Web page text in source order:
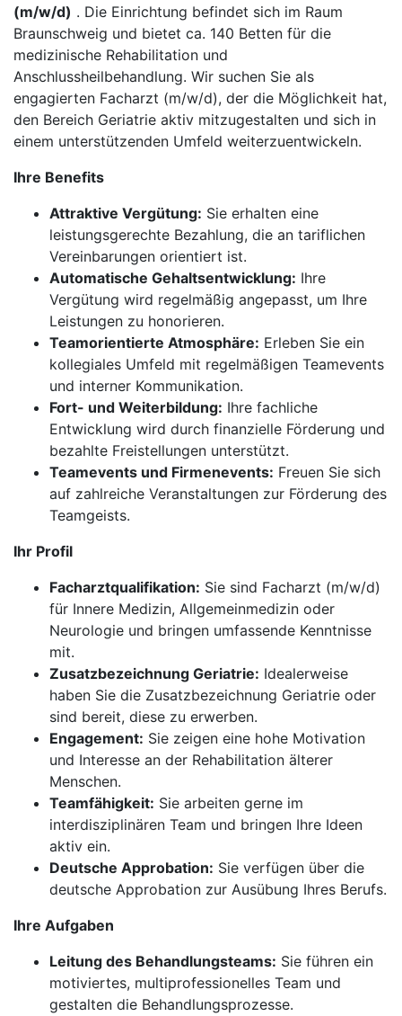
(m/w/d) . Die Einrichtung befindet sich im Raum
Braunschweig und bietet ca. 140 Betten für die
medizinische Rehabilitation und
Anschlussheilbehandlung. Wir suchen Sie als
engagierten Facharzt (m/w/d), der die Möglichkeit hat,
den Bereich Geriatrie aktiv mitzugestalten und sich in
einem unterstützenden Umfeld weiterzuentwickeln.
Ihre Benefits
Attraktive Vergütung: Sie erhalten eine
leistungsgerechte Bezahlung, die an tariflichen
Vereinbarungen orientiert ist.
Automatische Gehaltsentwicklung: Ihre
Vergütung wird regelmäßig angepasst, um Ihre
Leistungen zu honorieren.
Teamorientierte Atmosphäre: Erleben Sie ein
kollegiales Umfeld mit regelmäßigen Teamevents
und interner Kommunikation.
Fort- und Weiterbildung: Ihre fachliche
Entwicklung wird durch finanzielle Förderung und
bezahlte Freistellungen unterstützt.
Teamevents und Firmenevents: Freuen Sie sich
auf zahlreiche Veranstaltungen zur Förderung des
Teamgeists.
Ihr Profil
Facharztqualifikation: Sie sind Facharzt (m/w/d)
für Innere Medizin, Allgemeinmedizin oder
Neurologie und bringen umfassende Kenntnisse
mit.
Zusatzbezeichnung Geriatrie: Idealerweise
haben Sie die Zusatzbezeichnung Geriatrie oder
sind bereit, diese zu erwerben.
Engagement: Sie zeigen eine hohe Motivation
und Interesse an der Rehabilitation älterer
Menschen.
Teamfähigkeit: Sie arbeiten gerne im
interdisziplinären Team und bringen Ihre Ideen
aktiv ein.
Deutsche Approbation: Sie verfügen über die
deutsche Approbation zur Ausübung Ihres Berufs.
Ihre Aufgaben
Leitung des Behandlungsteams: Sie führen ein
motiviertes, multiprofessionelles Team und
gestalten die Behandlungsprozesse.